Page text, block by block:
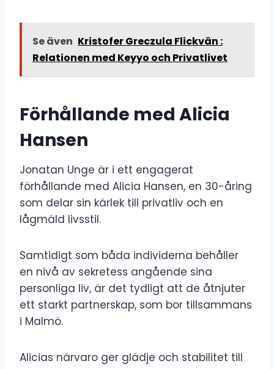
Se även Kristofer Greczula Flickvän :
Relationen med Keyyo och Privatlivet
Förhållande med Alicia
Hansen
Jonatan Unge är i ett engagerat
förhållande med Alicia Hansen, en 30-åring
som delar sin kärlek till privatliv och en
lågmäld livsstil.
Samtidigt som båda individerna behåller
en nivå av sekretess angående sina
personliga liv, är det tydligt att de åtnjuter
ett starkt partnerskap, som bor tillsammans
i Malmö.
Alicias närvaro ger glädje och stabilitet till